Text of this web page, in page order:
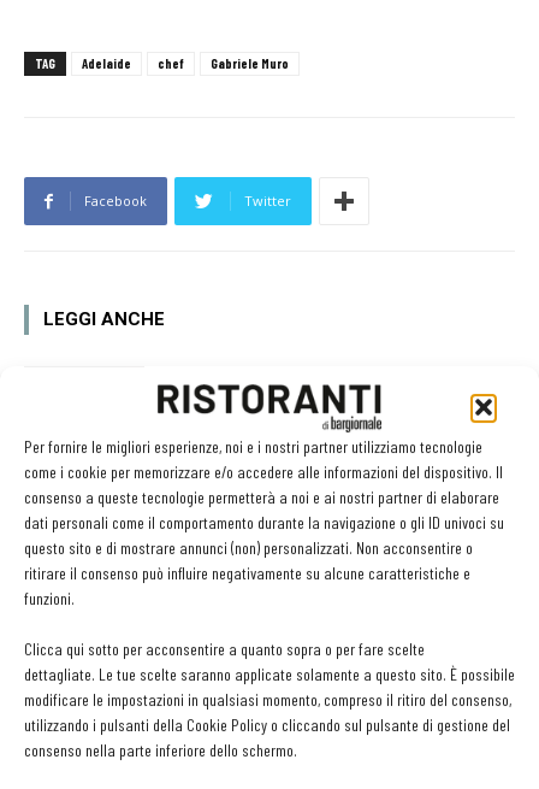
Per fornire le migliori esperienze, noi e i nostri partner utilizziamo tecnologie
come i cookie per memorizzare e/o accedere alle informazioni del dispositivo. Il
consenso a queste tecnologie permetterà a noi e ai nostri partner di elaborare
dati personali come il comportamento durante la navigazione o gli ID univoci su
questo sito e di mostrare annunci (non) personalizzati. Non acconsentire o
ritirare il consenso può influire negativamente su alcune caratteristiche e
funzioni.
Clicca qui sotto per acconsentire a quanto sopra o per fare scelte
dettagliate. Le tue scelte saranno applicate solamente a questo sito. È possibile
modificare le impostazioni in qualsiasi momento, compreso il ritiro del consenso,
utilizzando i pulsanti della Cookie Policy o cliccando sul pulsante di gestione del
consenso nella parte inferiore dello schermo.
TAG Adelaide chef Gabriele Muro
Facebook Twitter
LEGGI ANCHE
Kim Ki
Giuseppe Auricchio
Repubblica Italiana